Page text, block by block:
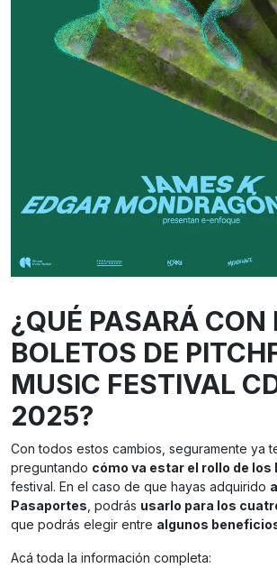
¿QUÉ PASARÁ CON
BOLETOS DE
MUSIC FESTIVAL
2025?
Con todos estos cambios, seguramente ya
preguntando cómo va estar el rollo de los
festival. En el caso de que hayas adquirido
Pasaportes , podrás usarlo para los
que podrás elegir entre algunos
Acá toda la información completa: